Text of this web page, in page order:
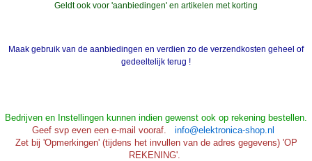
Geldt ook voor 'aanbiedingen' en artikelen met korting
Maak gebruik van de aanbiedingen en verdien zo de verzendkosten geheel of
gedeeltelijk terug !
Bedrijven en Instellingen kunnen indien gewenst ook op rekening bestellen.
Geef svp even een e-mail vooraf. info@elektronica-shop.nl
Zet bij 'Opmerkingen' (tijdens het invullen van de adres gegevens) 'OP
REKENING'.